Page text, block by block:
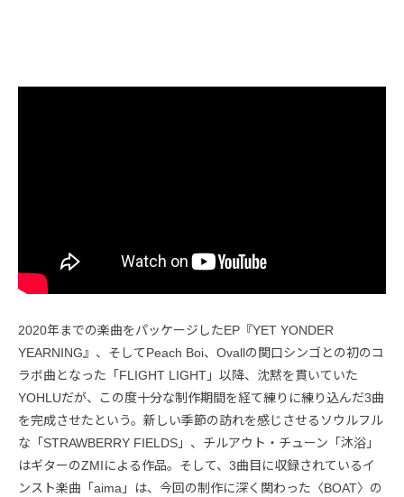
2020年までの楽曲をパッケージしたEP『YET YONDER
YEARNING』、そしてPeach Boi、Ovallの関口シンゴとの初のコ
ラボ曲となった「FLIGHT LIGHT」以降、沈黙を貫いていた
YOHLUだが、この度十分な制作期間を経て練りに練り込んだ3曲
を完成させたという。新しい季節の訪れを感じさせるソウルフル
な「STRAWBERRY FIELDS」、チルアウト・チューン「沐浴」
はギターのZMIによる作品。そして、3曲目に収録されているイ
ンスト楽曲「aima」は、今回の制作に深く関わった〈BOAT〉の